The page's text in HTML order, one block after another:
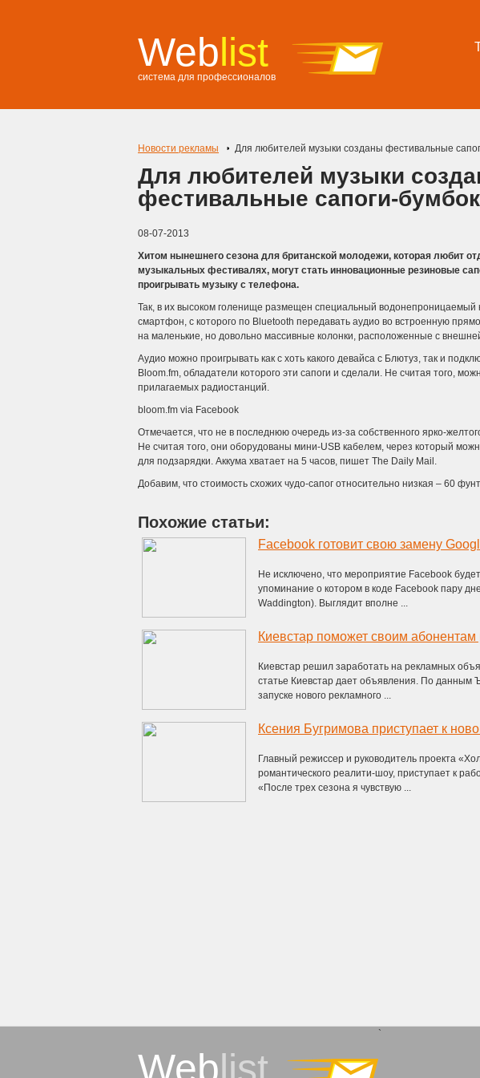
Weblist
система для профессионалов
Новости рекламы Для любителей музыки созданы фестивальные
Для любителей музыки
фестивальные сапоги-
08-07-2013
Хитом нынешнего сезона для британской молодежи, которая любит
музыкальных фестивалях, могут стать инновационные резиновые
проигрывать музыку с телефона.
Так, в их высоком голенище размещен специальный водонепроницаемый
смартфон, с которого по Bluetooth передавать аудио во встроенную
на маленькие, но довольно массивные колонки, расположенные с
Аудио можно проигрывать как с хоть какого девайса с Блютуз, так и
Bloom.fm, обладатели которого эти сапоги и сделали. Не считая того,
прилагаемых радиостанций.
bloom.fm via Facebook
Отмечается, что не в последнюю очередь из-за собственного ярко-
Не считая того, они оборудованы мини-USB кабелем, через который
для подзарядки. Аккума хватает на 5 часов, пишет The Daily Mail.
Добавим, что стоимость схожих чудо-сапог относительно низкая – 60
Похожие статьи:
Facebook готовит свою замену
Не исключено, что мероприятие Facebook
упоминание о котором в коде Facebook пару
Waddington). Выглядит вполне ...
Киевстар поможет своим
Киевстар решил заработать на рекламных
статье Киевстар дает объявления. По данным
запуске нового рекламного ...
Ксения Бугримова приступает к
Главный режиссер и руководитель проекта
романтического реалити-шоу, приступает к
«После трех сезона я чувствую ...
Weblist
`